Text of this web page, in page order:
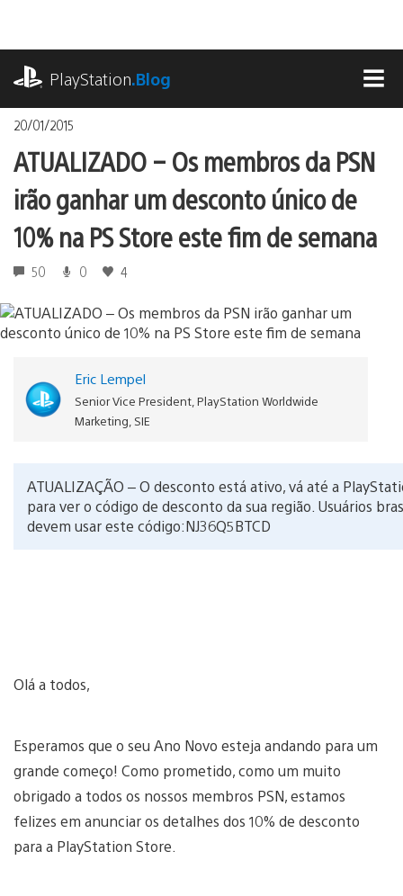
o
conteúdoPlayStation.Blog
20/01/2015
ATUALIZADO – Os membros da PSN
irão ganhar um desconto único de
10% na PS Store este fim de semana
50 0 4
Eric Lempel
Senior Vice President, PlayStation Worldwide
Marketing, SIE
ATUALIZAÇÃO – O desconto está ativo, vá até a
para ver o código de desconto da sua região. Usuários
devem usar este código:NJ36Q5BTCD
Olá a todos,
Esperamos que o seu Ano Novo esteja andando para um
grande começo! Como prometido, como um muito
obrigado a todos os nossos membros PSN, estamos
felizes em anunciar os detalhes dos 10% de desconto
para a PlayStation Store.